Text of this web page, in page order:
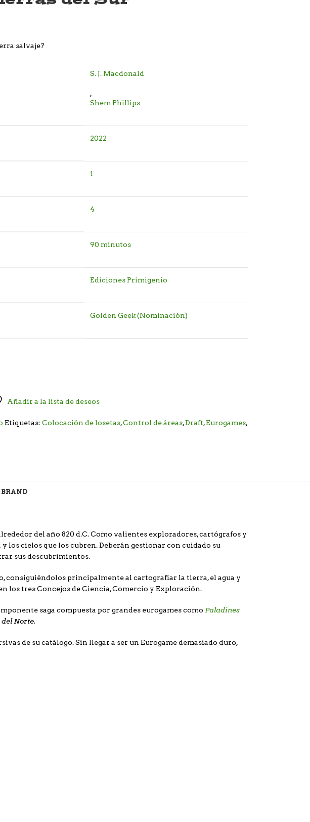
salvaje?
S. J. Macdonald
,
Shem Phillips
2022
1
4
90 minutos
Ediciones Primigenio
Golden Geek (Nominación)
Añadir a la lista de deseos
Etiquetas: Colocación de losetas,Control de áreas,Draft,Eurogames,
del año 820 d.C. Como valientes exploradores, cartógrafos y
los cielos que los cubren. Deberán gestionar con cuidado su
sus descubrimientos.
consiguiéndolos principalmente al cartografiar la tierra, el agua y
los tres Concejos de Ciencia, Comercio y Exploración.
saga compuesta por grandes eurogames como Paladines
Norte.
de su catálogo. Sin llegar a ser un Eurogame demasiado duro,